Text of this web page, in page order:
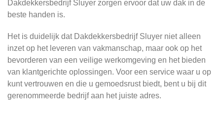
Dakdekkersbedrijf Sluyer zorgen ervoor dat uw dak in de
beste handen is.
Het is duidelijk dat Dakdekkersbedrijf Sluyer niet alleen
inzet op het leveren van vakmanschap, maar ook op het
bevorderen van een veilige werkomgeving en het bieden
van klantgerichte oplossingen. Voor een service waar u op
kunt vertrouwen en die u gemoedsrust biedt, bent u bij dit
gerenommeerde bedrijf aan het juiste adres.